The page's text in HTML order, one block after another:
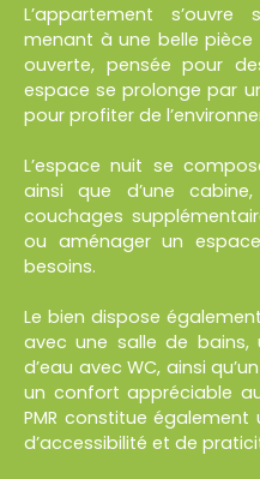
L’appartement
menant à une belle
ouverte, pensée pour
espace se prolonge par
pour profiter de
L’espace nuit se
ainsi que d’une
couchages
ou aménager un
besoins.
Le bien dispose
avec une salle de bains,
d’eau avec WC, ainsi
un confort appréciable
PMR constitue
d’accessibilité et de